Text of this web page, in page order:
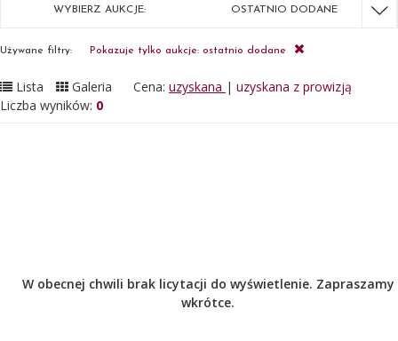
WYBIERZ AUKCJE: OSTATNIO DODANE
Używane filtry: Pokazuje tylko aukcje: ostatnio dodane
Lista Galeria Cena: uzyskana | uzyskana z prowizją
Liczba wyników: 0
W obecnej chwili brak licytacji do wyświetlenie. Zapraszamy
wkrótce.